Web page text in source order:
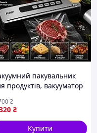
пакувальник
продуктів, вакууматор
см, домашній
₴
₴
Купити